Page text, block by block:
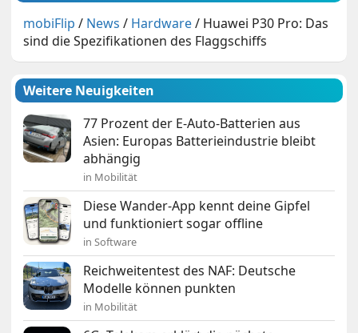
mobiFlip / News / Hardware/ Huawei P30 Pro: Das
sind die Spezifikationen des Flaggschiffs
Weitere Neuigkeiten
77 Prozent der E-Auto-Batterien aus
Asien: Europas Batterieindustrie bleibt
abhängig
in Mobilität
Diese Wander-App kennt deine Gipfel
und funktioniert sogar offline
in Software
Reichweitentest des NAF: Deutsche
Modelle können punkten
in Mobilität